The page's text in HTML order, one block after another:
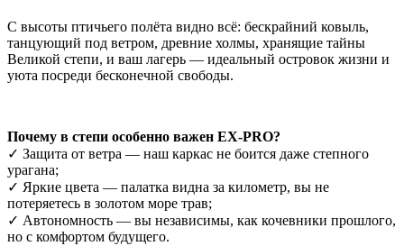
С высоты птичьего полёта видно всё: бескрайний ковыль,
танцующий под ветром, древние холмы, хранящие тайны
Великой степи, и ваш лагерь — идеальный островок жизни и
уюта посреди бесконечной свободы.
Почему в степи особенно важен EX-PRO?
✓ Защита от ветра — наш каркас не боится даже степного
урагана;
✓ Яркие цвета — палатка видна за километр, вы не
потеряетесь в золотом море трав;
✓ Автономность — вы независимы, как кочевники прошлого,
но с комфортом будущего.